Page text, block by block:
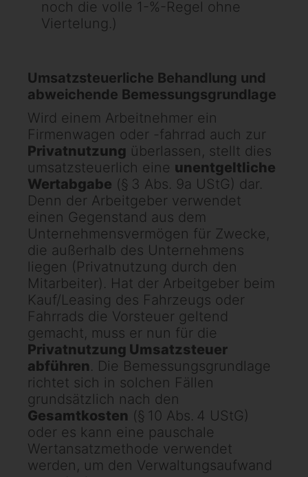
noch die volle 1-%-Regel ohne
Viertelung.)
Umsatzsteuerliche Behandlung und
abweichende Bemessungsgrundlage
Wird einem Arbeitnehmer ein
Firmenwagen oder -fahrrad auch zur
Privatnutzung überlassen, stellt dies
umsatzsteuerlich eine unentgeltliche
Wertabgabe (§ 3 Abs. 9a UStG) dar.
Denn der Arbeitgeber verwendet
einen Gegenstand aus dem
Unternehmensvermögen für Zwecke,
die außerhalb des Unternehmens
liegen (Privatnutzung durch den
Mitarbeiter). Hat der Arbeitgeber beim
Kauf/Leasing des Fahrzeugs oder
Fahrrads die Vorsteuer geltend
gemacht, muss er nun für die
Privatnutzung Umsatzsteuer
abführen. Die Bemessungsgrundlage
richtet sich in solchen Fällen
grundsätzlich nach den
Gesamtkosten (§ 10 Abs. 4 UStG)
oder es kann eine pauschale
Wertansatzmethode verwendet
werden, um den Verwaltungsaufwand